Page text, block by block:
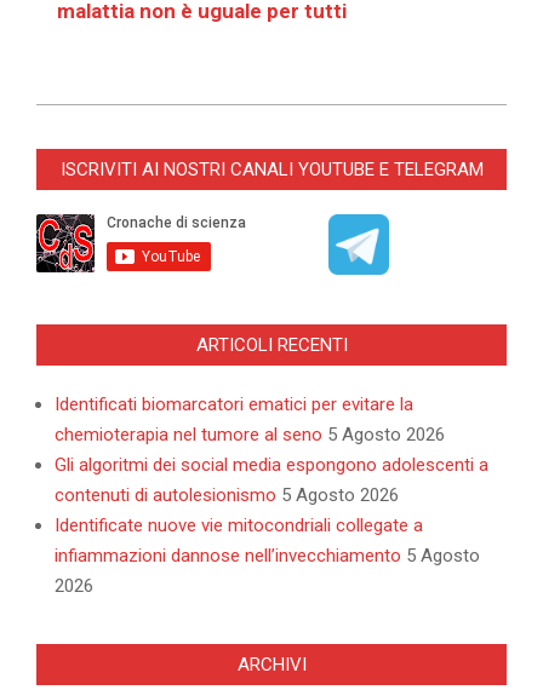
malattia non è uguale per tutti
08-
ISCRIVITI AI NOSTRI CANALI YOUTUBE E TELEGRAM
ARTICOLI RECENTI
Identificati biomarcatori ematici per evitare la
chemioterapia nel tumore al seno 5 Agosto 2026
Gli algoritmi dei social media espongono adolescenti a
contenuti di autolesionismo 5 Agosto 2026
Identificate nuove vie mitocondriali collegate a
infiammazioni dannose nell’invecchiamento 5 Agosto
2026
ARCHIVI